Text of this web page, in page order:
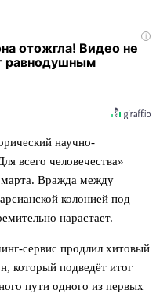
i
отожгла! Видео не
равнодушным
научно-
всего человечества»
марта. Вражда между
колонией под
нарастает.
сервис продлил хитовый
который подведёт итог
пути одного из первых